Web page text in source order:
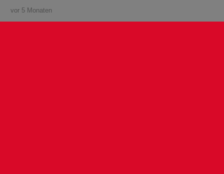
vor 5 Monaten